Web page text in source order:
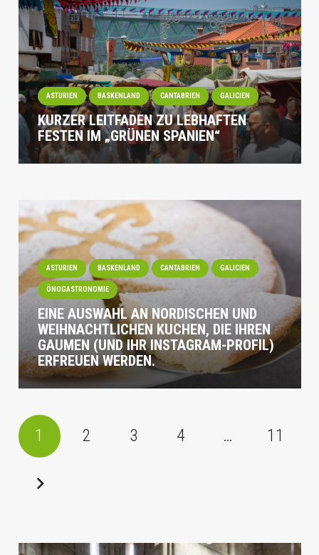
ASTURIEN BASKENLAND CANTABRIEN GALICIEN
KURZER LEITFADEN ZU LEBHAFTEN
FESTEN IM „GRÜNEN SPANIEN“
ASTURIEN BASKENLAND CANTABRIEN GALICIEN
ÖNOGASTRONOMIE
EINE AUSWAHL AN NORDISCHEN UND
WEIHNACHTLICHEN KUCHEN, DIE IHREN
GAUMEN (UND IHR INSTAGRAM-PROFIL)
ERFREUEN WERDEN.
1 2 3 4 … 11